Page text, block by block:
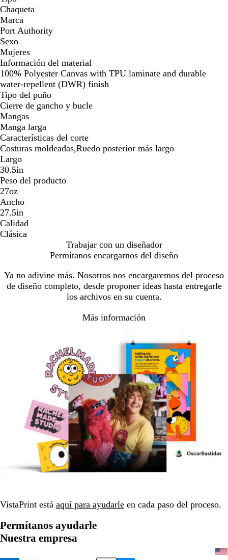
Chaqueta
Marca
Port Authority
Sexo
Mujeres
Información del material
100% Polyester Canvas with TPU laminate and durable
water-repellent (DWR) finish
Tipo del puño
Cierre de gancho y bucle
Mangas
Manga larga
Características del corte
Costuras moldeadas,Ruedo posterior más largo
Largo
30.5in
Peso del producto
27oz
Ancho
27.5in
Calidad
Clásica
Trabajar con un diseñador
Permítanos encargarnos del diseño
Ya no adivine más. Nosotros nos encargaremos del proceso
de diseño completo, desde proponer ideas hasta entregarle
los archivos en su cuenta.
Más información
VistaPrint está aquí para ayudarle en cada paso del proceso.
Permítanos ayudarle
Nuestra empresa